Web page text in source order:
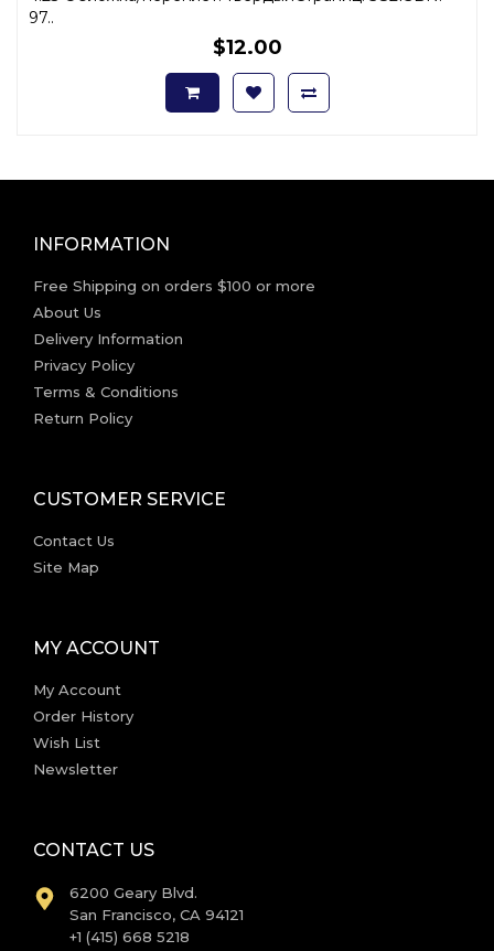
97..
$12.00
INFORMATION
Free Shipping on orders $100 or more
About Us
Delivery Information
Privacy Policy
Terms & Conditions
Return Policy
CUSTOMER SERVICE
Contact Us
Site Map
MY ACCOUNT
My Account
Order History
Wish List
Newsletter
CONTACT US
6200 Geary Blvd.
San Francisco, CA 94121
+1 (415) 668 5218